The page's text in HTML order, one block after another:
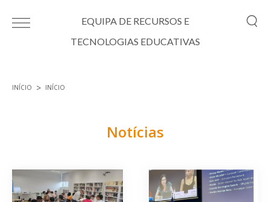
EQUIPA DE RECURSOS E
TECNOLOGIAS EDUCATIVAS
INÍCIO INÍCIO
Notícias
Páginas